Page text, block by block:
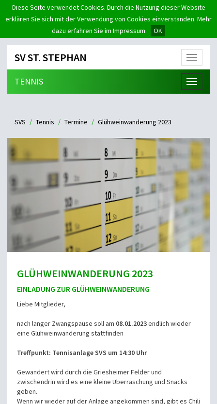
Diese Seite verwendet Cookies. Durch die Nutzung dieser Website
erklären Sie sich mit der Verwendung von Cookies einverstanden. Mehr
dazu erfahren Sie im Impressum.
OK
Menü
SV ST. STEPHAN
Menü
TENNIS
SVS Tennis Termine Glühweinwanderung 2023
GLÜHWEINWANDERUNG 2023
EINLADUNG ZUR GLÜHWEINWANDERUNG
Liebe Mitglieder,
nach langer Zwangspause soll am 08.01.2023endlich wieder
eine Glühweinwanderung stattfinden
Treffpunkt: Tennisanlage SVS um 14:30 Uhr
Gewandert wird durch die Griesheimer Felder und
zwischendrin wird es eine kleine Überraschung und Snacks
geben.
Wenn wir wieder auf der Anlage angekommen sind, gibt es Chili